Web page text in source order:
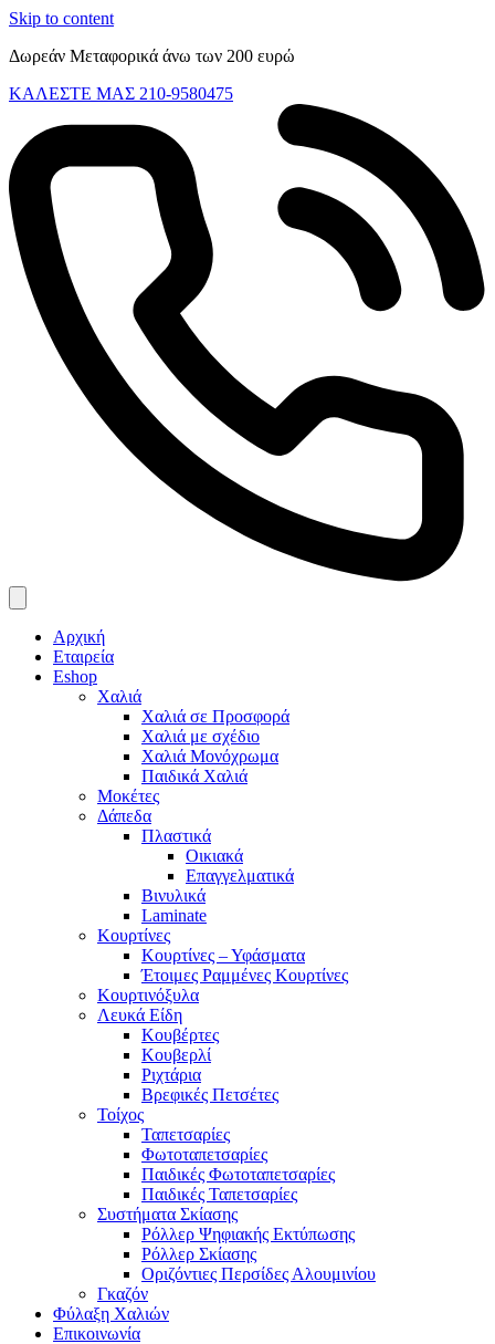
Skip to content
Δωρεάν Μεταφορικά άνω των 200 ευρώ
ΚΑΛΕΣΤΕ ΜΑΣ 210-9580475
Αρχική
Εταιρεία
Eshop
Χαλιά
Χαλιά σε Προσφορά
Χαλιά με σχέδιο
Χαλιά Μονόχρωμα
Παιδικά Χαλιά
Μοκέτες
Δάπεδα
Πλαστικά
Οικιακά
Επαγγελματικά
Βινυλικά
Laminate
Κουρτίνες
Κουρτίνες – Υφάσματα
Έτοιμες Ραμμένες Κουρτίνες
Κουρτινόξυλα
Λευκά Είδη
Κουβέρτες
Κουβερλί
Ριχτάρια
Βρεφικές Πετσέτες
Τοίχος
Ταπετσαρίες
Φωτοταπετσαρίες
Παιδικές Φωτοταπετσαρίες
Παιδικές Ταπετσαρίες
Συστήματα Σκίασης
Ρόλλερ Ψηφιακής Εκτύπωσης
Ρόλλερ Σκίασης
Οριζόντιες Περσίδες Αλουμινίου
Γκαζόν
Φύλαξη Χαλιών
Επικοινωνία